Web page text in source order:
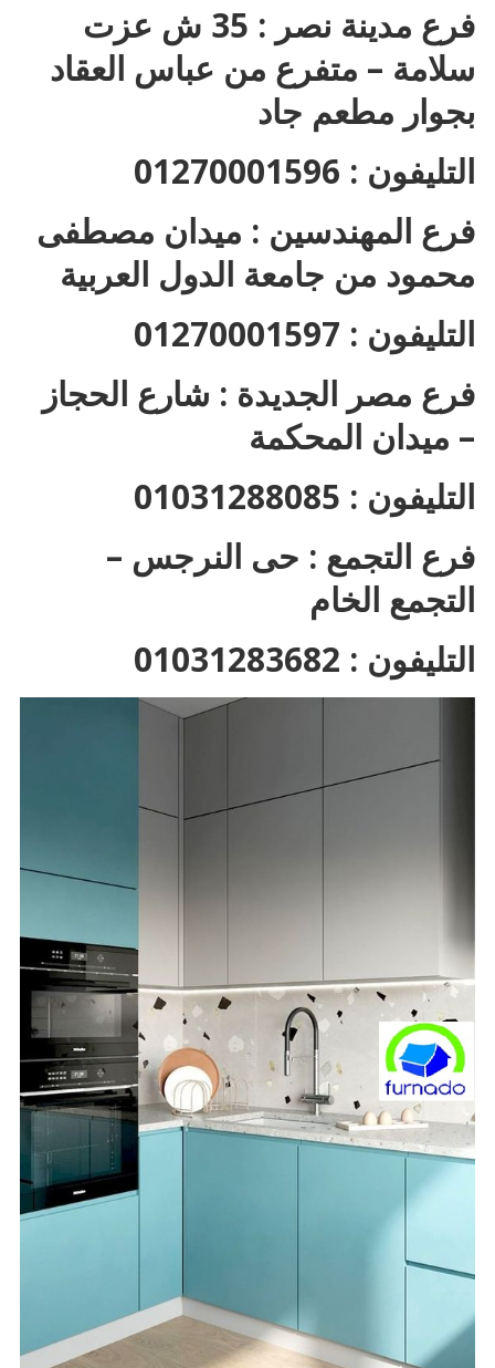
فرع مدينة نصر : 35 ش عزت
سلامة – متفرع من عباس العقاد
بجوار مطعم جاد
التليفون : 01270001596
فرع المهندسين : ميدان مصطفى
محمود من جامعة الدول العربية
التليفون : 01270001597
فرع مصر الجديدة : شارع الحجاز
– ميدان المحكمة
التليفون : 01031288085
فرع التجمع : حى النرجس –
التجمع الخام
التليفون : 01031283682